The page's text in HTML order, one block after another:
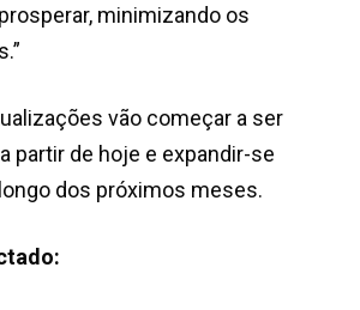
minimizando os
vão começar a ser
partir de hoje e expandir-se
dos próximos meses.